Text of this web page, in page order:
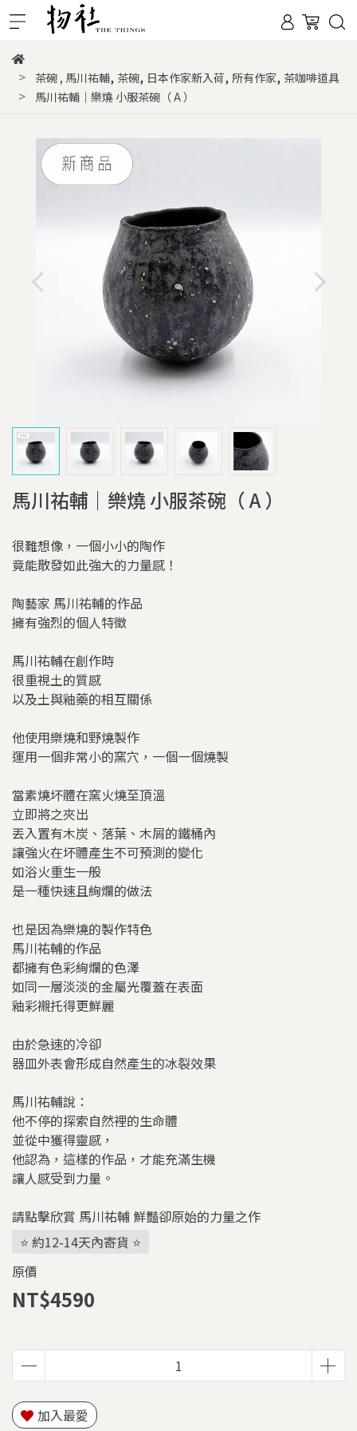
茶碗 , 馬川祐輔, 茶碗, 日本作家新入荷, 所有作家, 茶咖啡道具
馬川祐輔｜樂燒 小服茶碗（ A ）
馬川祐輔｜樂燒 小服茶碗（ A ）
很難想像，一個小小的陶作
竟能散發如此強大的力量感！
陶藝家 馬川祐輔的作品
擁有強烈的個人特徵
馬川祐輔在創作時
很重視土的質感
以及土與釉藥的相互關係
他使用樂燒和野燒製作
運用一個非常小的窯穴，一個一個燒製
當素燒坏體在窯火燒至頂溫
立即將之夾出
丟入置有木炭、落葉、木屑的鐵桶內
讓強火在坏體產生不可預測的變化
如浴火重生一般
是一種快速且絢爛的做法
也是因為樂燒的製作特色
馬川祐輔的作品
都擁有色彩絢爛的色澤
如同一層淡淡的金屬光覆蓋在表面
釉彩襯托得更鮮麗
由於急速的冷卻
器皿外表會形成自然產生的冰裂效果
馬川祐輔說：
他不停的探索自然裡的生命體
並從中獲得靈感，
他認為，這樣的作品，才能充滿生機
讓人感受到力量。
請點擊欣賞 馬川祐輔 鮮豔卻原始的力量之作
⭐ 約12-14天內寄貨 ⭐
原價
NT$4590
加入最愛